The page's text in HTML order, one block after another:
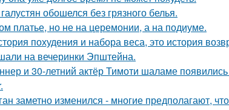
обошелся без грязного белья.
платье, но не на церемонии, а на подиуме.
похудения и набора веса, это история
на вечеринки Эпштейна.
и 30-летний актёр Тимоти шаламе
заметно изменился - многие предполагают,